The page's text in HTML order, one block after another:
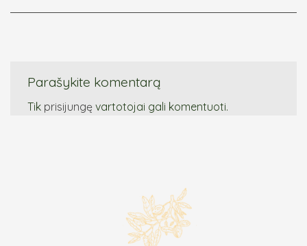
Parašykite komentarą
Tik prisijungę vartotojai gali komentuoti.